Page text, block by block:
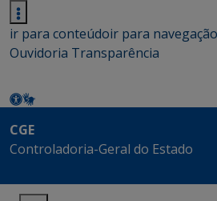
ir para conteúdoir para navegação
Ouvidoria Transparência
CGE
Controladoria-Geral do Estado